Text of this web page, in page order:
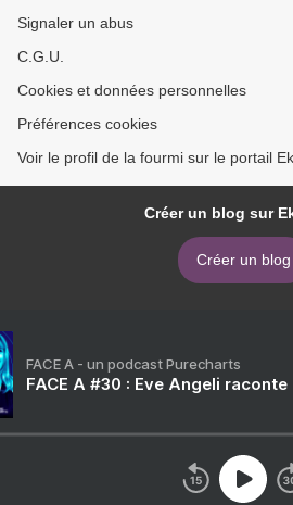
Signaler un abus
C.G.U.
Cookies et données personnelles
Préférences cookies
Voir le profil de la fourmi sur le portail
Créer un blog sur
Créer un blog
FACE A - un podcast Purecharts
FACE A #30 : Eve Angeli